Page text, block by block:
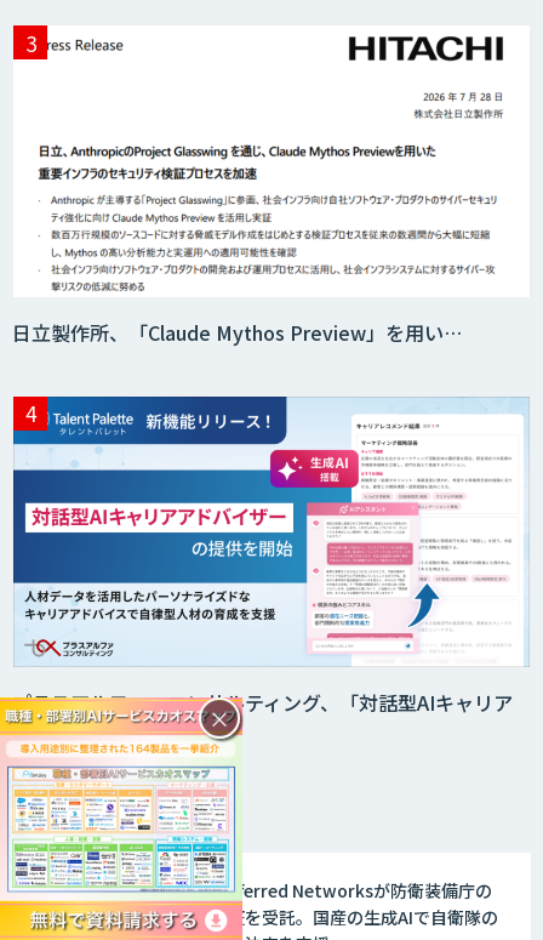
日立製作所、「Claude Mythos Preview」を用い…
プラスアルファ・コンサルティング、「対話型AIキャリア
アドバイザ…
関連記事
Preferred Networksが防衛装備庁の
実証を受託。国産の生成AIで自衛隊の
×